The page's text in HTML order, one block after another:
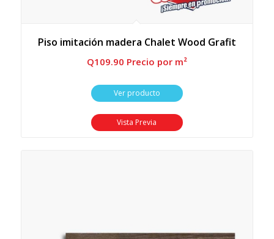
Piso imitación madera Chalet Wood Grafit
Q109.90 Precio por m²
Ver producto
Vista Previa